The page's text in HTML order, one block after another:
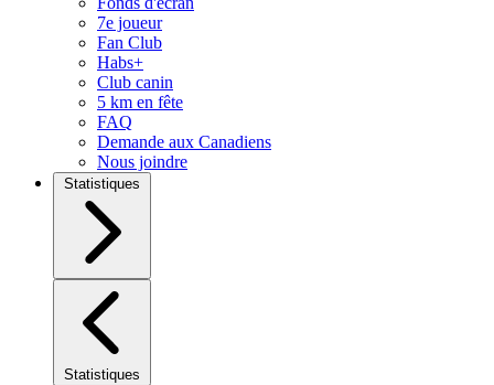
7e joueur
Fan Club
Habs+
Club canin
5 km en fête
FAQ
Demande aux Canadiens
Nous joindre
Statistiques
Statistiques